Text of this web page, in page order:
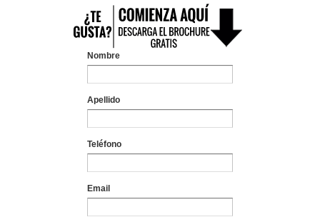
Nombre
Apellido
Teléfono
Email